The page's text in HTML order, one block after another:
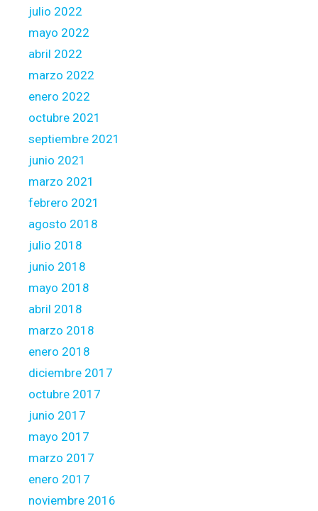
julio 2022
mayo 2022
abril 2022
marzo 2022
enero 2022
octubre 2021
septiembre 2021
junio 2021
marzo 2021
febrero 2021
agosto 2018
julio 2018
junio 2018
mayo 2018
abril 2018
marzo 2018
enero 2018
diciembre 2017
octubre 2017
junio 2017
mayo 2017
marzo 2017
enero 2017
noviembre 2016